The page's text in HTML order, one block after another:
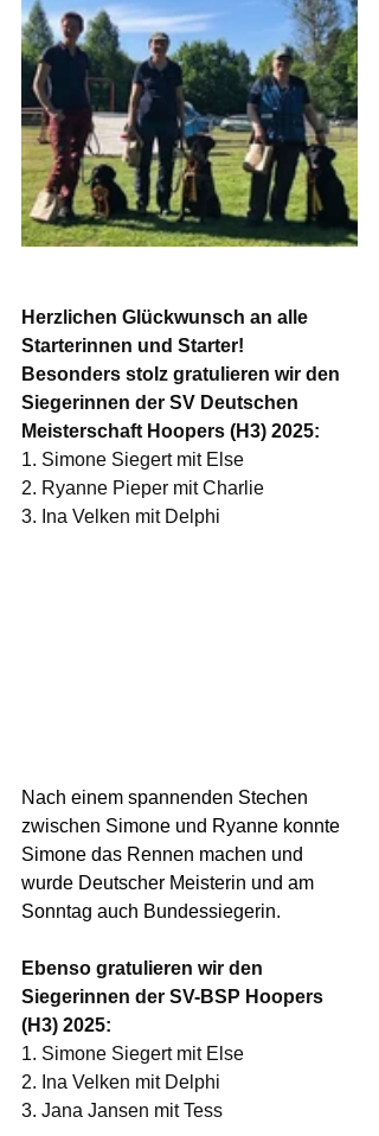
Herzlichen Glückwunsch an alle
Starterinnen und Starter!
Besonders stolz gratulieren wir den
Siegerinnen der SV Deutschen
Meisterschaft Hoopers (H3) 2025:
1. Simone Siegert mit Else
2. Ryanne Pieper mit Charlie
3. Ina Velken mit Delphi
Nach einem spannenden Stechen
zwischen Simone und Ryanne konnte
Simone das Rennen machen und
wurde Deutscher Meisterin und am
Sonntag auch Bundessiegerin.
Ebenso gratulieren wir den
Siegerinnen der SV-BSP Hoopers
(H3) 2025:
1. Simone Siegert mit Else
2. Ina Velken mit Delphi
3. Jana Jansen mit Tess